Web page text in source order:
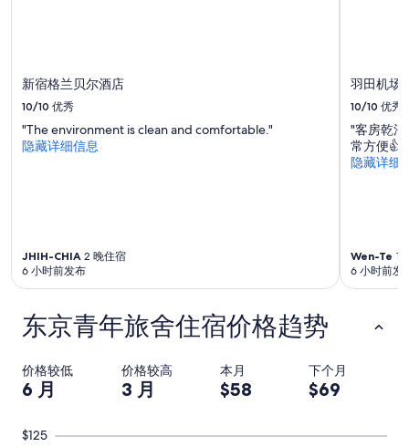
和
供
应
情
况
变
动。
可
其
新宿格兰贝尔酒店
10/10 优秀
"The environment is clean and comfortable."
隐藏详细信息
JHIH-CHIA 2 晚住宿
6 小时前发布
羽田机场
10/10 优秀
"客房乾
常方便👍"
隐藏详细
Wen-Te 1
6 小时前发
东京青年旅舍住宿价格趋势
价格较低 价格较高 本月 下个月
6 月 3 月 $58 $69
$125